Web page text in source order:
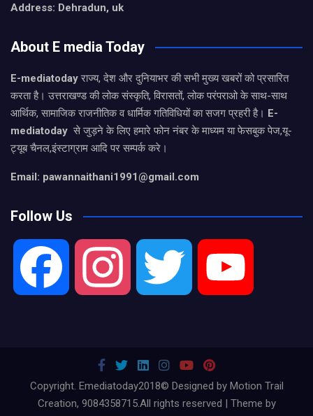
Address: Dehradun, uk
About E media Today
E-mediatodayराज्य, देश और दुनियाभर की सभी मुख्य खबरों को प्रसारित
करता है। उत्तराखण्ड की लोक संस्कृति, विरासतों, लोक परंपराओ के साथ-साथ
आर्थिक, सामाजिक राजनीतिक व धार्मिक गतिविधियों का सजग प्रहरी है। E-
mediatoday से जुड़ने के लिए हमारे फोन नंबर के माध्यम या फेसबुक पेज,यू-
ट्यूब चैनल,इंस्टाग्राम आदि पर सम्पर्क करे।
Email: pawannaithani1991@gmail.com
Follow Us
Copyright. Emediatoday2018© Designed by Motion Trail
Creation, 9084358715.All rights reserved | Theme by